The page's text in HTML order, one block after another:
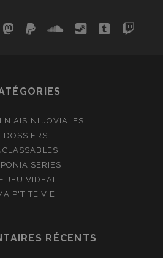
mastodon
paypalsoundcloud
steamtumblr
NIAIS NI JOVIALES
DOSSIERS
JEU VIDÉAL
P'TITE VIE
RÉCENTS